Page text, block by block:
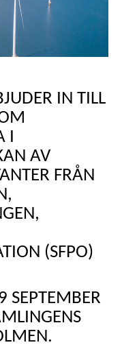
IN TILL
I
AV
FRÅN
(SFPO)
SEPTEMBER